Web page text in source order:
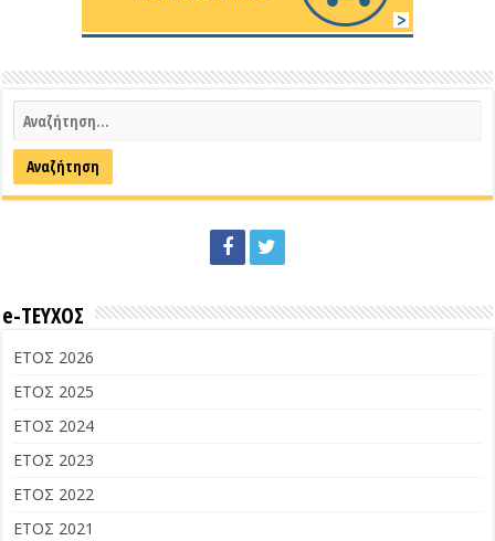
e-ΤΕΥΧΟΣ
ΕΤΟΣ 2026
ΕΤΟΣ 2025
ΕΤΟΣ 2024
ΕΤΟΣ 2023
ΕΤΟΣ 2022
ΕΤΟΣ 2021